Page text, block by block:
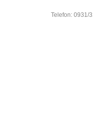
Telefon: